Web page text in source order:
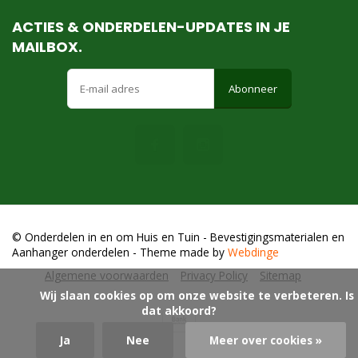
Natuurlijk buiten, voor groot en klein.
ACTIES & ONDERDELEN-UPDATES IN JE
MAILBOX.
Abonneer
Algemene voorwaarden Privacy Policy Sitemap
© Onderdelen in en om Huis en Tuin - Bevestigingsmaterialen en
Aanhanger onderdelen - Theme made by Webdinge
dat akkoord?
Ja
Nee Meer over cookies »